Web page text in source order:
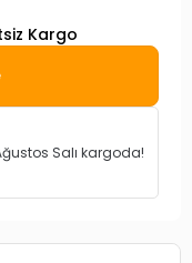
Kargo
Salı kargoda!